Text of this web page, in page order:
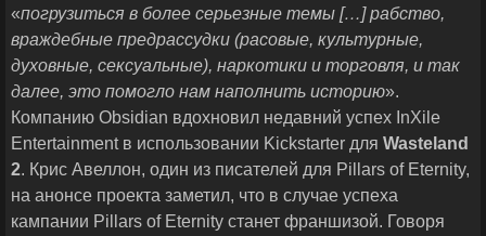
«погрузиться в более серьезные темы […] рабство,
враждебные предрассудки (расовые, культурные,
духовные, сексуальные), наркотики и торговля, и так
далее, это помогло нам наполнить историю».
Компанию Obsidian вдохновил недавний успех InXile
Entertainment в использовании Kickstarter для Wasteland
2. Крис Авеллон, один из писателей для Pillars of Eternity,
на анонсе проекта заметил, что в случае успеха
кампании Pillars of Eternity станет франшизой. Говоря